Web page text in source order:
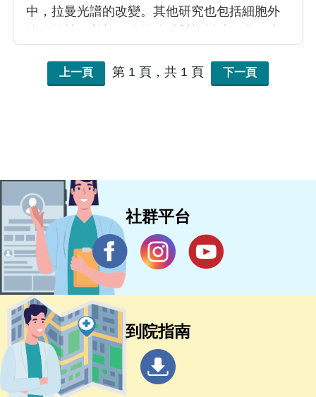
中，拉曼光譜的改變。其他研究也包括細胞外
美國國加州大學聖地牙哥分校 (UCSD) 醫學工
程學系進行參訪研究。目前主要研究內容為開
上一頁 第 1 頁，共 1 頁 下一頁
社群平台
到院指南